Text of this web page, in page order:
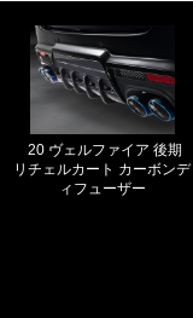
20 ヴェルファイア 後期
リチェルカート カーボンデ
ィフューザー